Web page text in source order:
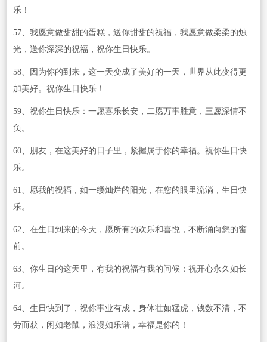
乐！
57、我愿意做甜甜的蛋糕，送你甜甜的祝福，我愿意做柔柔的烛
光，送你深深的祝福，祝你生日快乐。
58、因为你的到来，这一天变成了美好的一天，世界从此变得更
加美好。祝你生日快乐！
59、祝你生日快乐：一愿喜乐长安，二愿万事胜意，三愿深情不
负。
60、朋友，在这美好的日子里，紧握属于你的幸福。祝你生日快
乐。
61、愿我的祝福，如一缕灿烂的阳光，在您的眼里流淌，生日快
乐。
62、在生日到来的今天，愿所有的欢乐和喜悦，不断涌向您的窗
前。
63、你生日的这天里，有我的祝福有我的问候：祝开心永久如长
河。
64、生日快到了，祝你事业有成，身体壮如猛虎，钱数不清，不
劳而获，闲如老鼠，浪漫如乐谱，幸福是你的！